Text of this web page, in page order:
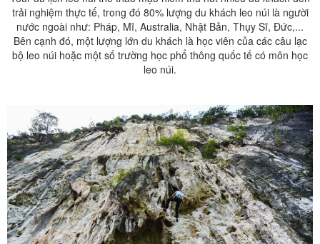
trải nghiệm thực tế, trong đó 80% lượng du khách leo núi là người
nước ngoài như: Pháp, Mĩ, Australia, Nhật Bản, Thụy Sĩ, Đức,...
Bên cạnh đó, một lượng lớn du khách là học viên của các câu lạc
bộ leo núi hoặc một số trường học phổ thông quốc tế có môn học
leo núi.